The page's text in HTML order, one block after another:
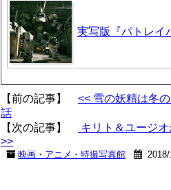
実写版『パトレイ
【前の記事】 << 雪の妖精は冬
話
【次の記事】
キリト＆ユージ
>>
映画・アニメ・特撮写真館